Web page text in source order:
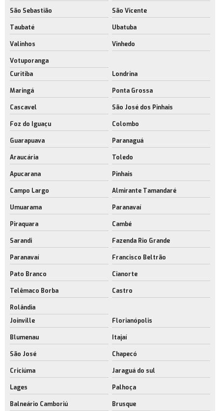
Galpão para centro de distribuição
Galpão para indústria metal mecânica
Empresa de galpão para indústria metal mecânica
Galpão para indústria rio de janeiro
Empresa de galpão para operações logísticas
Galpões com acesso para caminhões
Galpões industriais com licença ambiental
Empresa de galpões industriais modernos
Galpões logísticos modernos rj
São Sebastião São Vicente
Taubaté Ubatuba
Valinhos Vinhedo
Votuporanga
Curitiba
Londrina
Maringá Ponta Grossa
Cascavel São José dos Pinhais
Foz do Iguaçu Colombo
Guarapuava Paranaguá
Araucária Toledo
Apucarana Pinhais
Campo Largo Almirante Tamandaré
Umuarama Paranavaí
Piraquara Cambé
Sarandi Fazenda Rio Grande
Paranavaí Francisco Beltrão
Pato Branco Cianorte
Telêmaco Borba Castro
Rolândia
Joinville
Florianópolis
Blumenau Itajaí
São José Chapecó
Criciúma Jaraguá do sul
Lages Palhoça
Balneário Camboriú Brusque